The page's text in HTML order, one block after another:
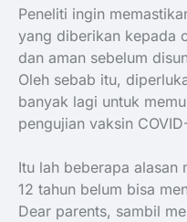
Peneliti ingin
yang diberikan kepada
dan aman sebelum
Oleh sebab itu,
banyak lagi untuk
pengujian vaksin
Itu lah beberapa alasan
12 tahun belum bisa
Dear parents, sambil